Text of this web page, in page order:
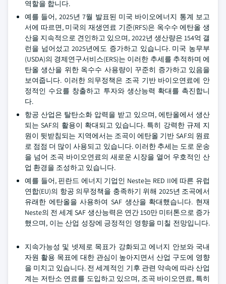
역할을 합니다.
예를 들어, 2025년 7월 발표된 미국 바이오에너지 통계 보고
서에 따르면, 미국의 재생연료 기준(RFS)은 옥수수 에탄올 생
산을 지속적으로 견인하고 있으며, 2022년 생산량은 154억 갤
런을 넘어섰고 2025년에도 증가하고 있습니다. 미국 농무부
(USDA)의 경제연구서비스(ERS)는 이러한 추세를 추적하며 에
탄올 생산을 위한 옥수수 사용량이 꾸준히 증가하고 있음을
보여줍니다. 이러한 의무정책은 조곡 기반 바이오연료에 안
정적인 수요를 창출하고 투자와 생산능력 확대를 촉진합니
다.
항공 산업은 탈탄소화 압력을 받고 있으며, 에탄올에서 생산
되는 SAF의 활용이 확대되고 있습니다. 특히 강력한 규제 지
원이 뒷받침되는 지역에서는 조곡이 에탄올 기반 SAF의 원료
로 점점 더 많이 사용되고 있습니다. 이러한 추세는 도로 운송
을 넘어 조곡 바이오연료의 새로운 시장을 열어 우호적인 산
업 환경을 조성하고 있습니다.
예를 들어, 핀란드 에너지 기업인 Neste는 RED II에 따른 유럽
연합(EU)의 항공 의무정책을 충족하기 위해 2025년 조곡에서
유래한 에탄올을 사용하여 SAF 생산을 확대했습니다. 현재
Neste의 전 세계 SAF 생산능력은 연간 150만 미터톤으로 증가
했으며, 이는 산업 성장에 긍정적인 영향을 미칠 전망입니다.
지속가능성 및 넷제로 목표가 강화되고 에너지 안보와 국내
자원 활용 목표에 대한 관심이 높아지면서 산업 구도에 영향
을 미치고 있습니다. 전 세계적인 기후 관련 약속에 따라 산업
계는 저탄소 연료를 도입하고 있으며, 조곡 바이오연료, 특히